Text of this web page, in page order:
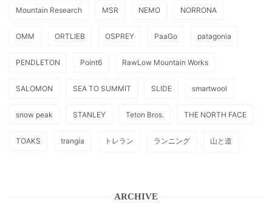
Mountain Research MSR NEMO NORRONA
OMM ORTLIEB OSPREY PaaGo patagonia
PENDLETON Point6 RawLow Mountain Works
SALOMON SEA TO SUMMIT SLIDE smartwool
snow peak STANLEY Teton Bros. THE NORTH FACE
TOAKS trangia トレラン ランニング 山と道
ARCHIVE